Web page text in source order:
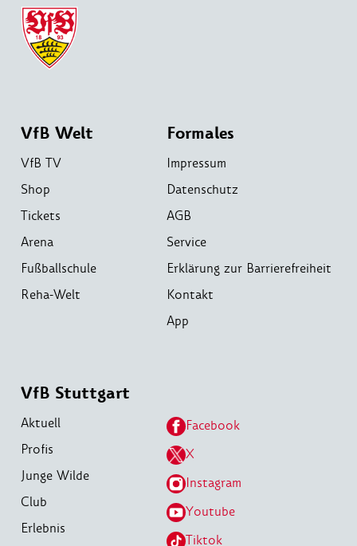
VfB Welt
VfB TV
Shop
Tickets
Arena
Fußballschule
Reha-Welt
Formales
Impressum
Datenschutz
AGB
Service
Erklärung zur Barrierefreiheit
Kontakt
App
VfB Stuttgart
Aktuell
Profis
Junge Wilde
Club
Erlebnis
Facebook
X
Instagram
Youtube
Tiktok